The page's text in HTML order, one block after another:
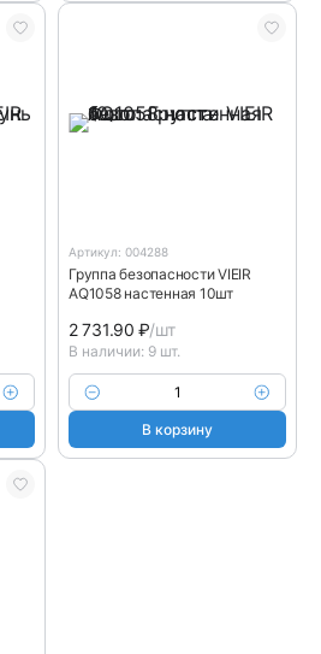
Артикул: 004288
Группа безопасности VIEIR
AQ1058 настенная 10шт
2 731.90₽/шт
В наличии: 9 шт.
В корзину